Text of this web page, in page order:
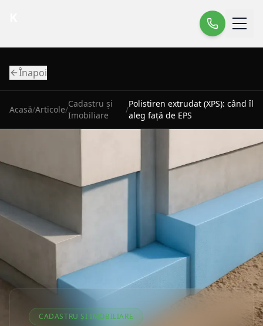
Înapoi
Acasă/Articole/
Cadastru și
Imobiliare
/
Polistiren extrudat (XPS): când îl
aleg față de EPS
CADASTRU ȘI IMOBILIARE